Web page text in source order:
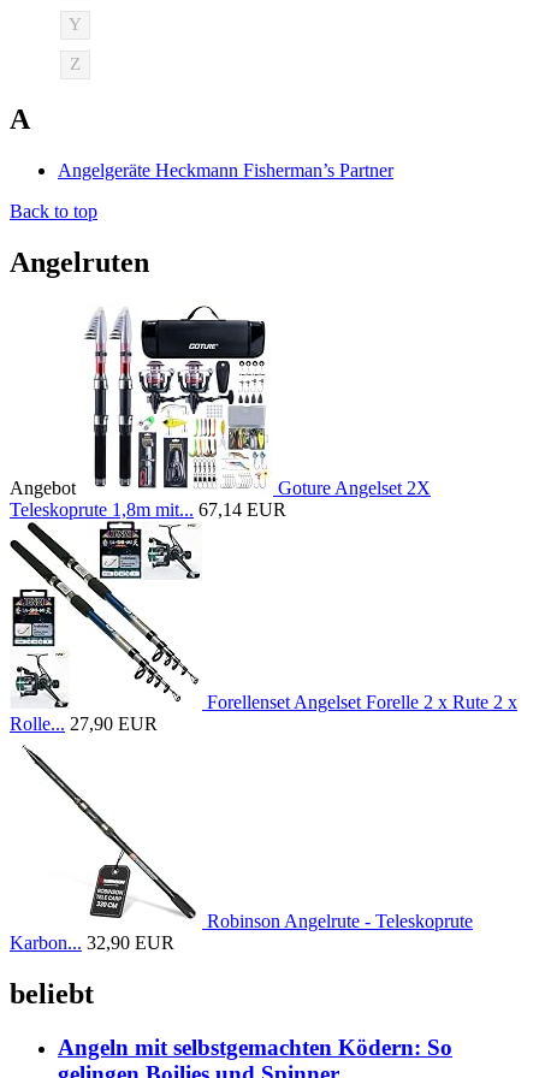
Y
Z
A
Angelgeräte Heckmann Fisherman’s Partner
Back to top
Angelruten
Angebot
Goture Angelset 2X
Teleskoprute 1,8m mit... 67,14 EUR
Forellenset Angelset Forelle 2 x Rute 2 x
Rolle... 27,90 EUR
Robinson Angelrute - Teleskoprute
Karbon... 32,90 EUR
beliebt
Angeln mit selbstgemachten Ködern: So